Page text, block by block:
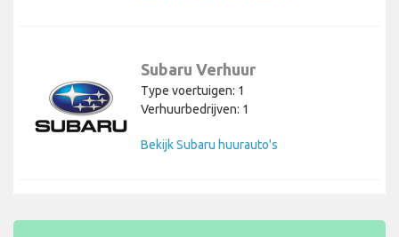
Subaru Verhuur
Type voertuigen: 1
Verhuurbedrijven: 1
Bekijk Subaru huurauto's